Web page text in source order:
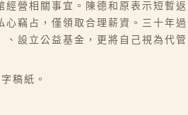
營相關事宜。陳德和原表示短暫
竊占，僅領取合理薪資。三十年
設立公益基金，更將自己視為代
稿紙。